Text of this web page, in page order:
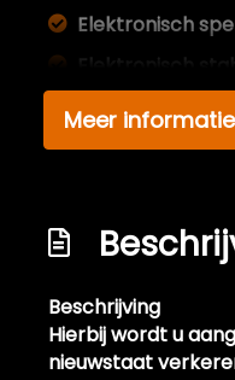
Elektronisch
Elektronisch
Elektronische
Hoofd airbag(s)
Knie airbag(s)
Passagiersairbag
Schakelpaddles
Variabele
Meer informatie
Beschrijving
Hierbij wordt u
nieuwstaat